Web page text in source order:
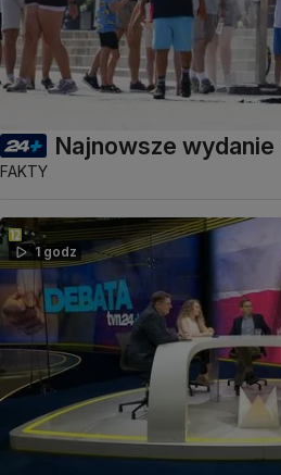
Najnowsze
FAKTY
1 godz